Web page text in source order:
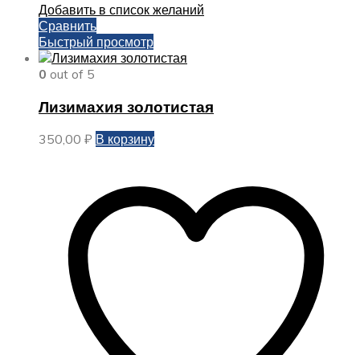
Добавить в список желаний
Сравнить
Быстрый просмотр
0 out of 5
Лизимахия золотистая
350,00 ₽ В корзину